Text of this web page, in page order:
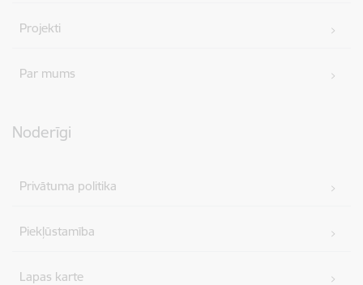
Projekti
Par mums
Noderīgi
Privātuma politika
Piekļūstamība
Lapas karte